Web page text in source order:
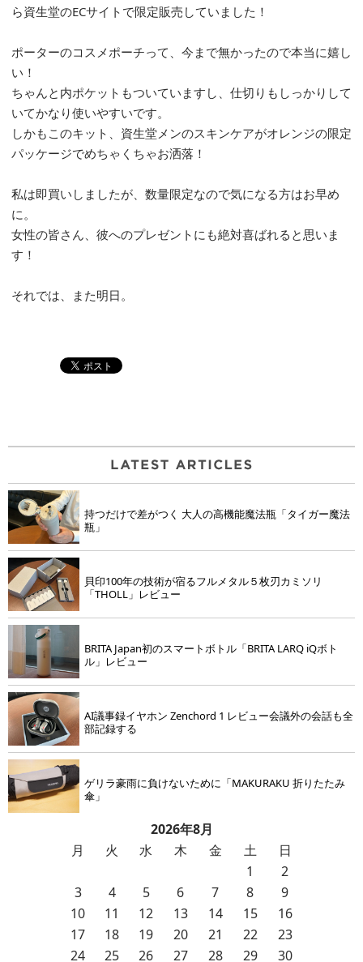
ら資生堂のECサイトで限定販売していました！
ポーターのコスメポーチって、今まで無かったので本当に嬉し
い！
ちゃんと内ポケットもついていますし、仕切りもしっかりして
いてかなり使いやすいです。
しかもこのキット、資生堂メンのスキンケアがオレンジの限定
パッケージでめちゃくちゃお洒落！
私は即買いしましたが、数量限定なので気になる方はお早め
に。
女性の皆さん、彼へのプレゼントにも絶対喜ばれると思いま
す！
それでは、また明日。
持つだけで差がつく 大人の高機能魔法瓶「タイガー魔法
瓶」
貝印100年の技術が宿るフルメタル５枚刃カミソリ
「THOLL」レビュー
BRITA Japan初のスマートボトル「BRITA LARQ iQボト
ル」レビュー
AI議事録イヤホン Zenchord 1 レビュー会議外の会話も全
部記録する
ゲリラ豪雨に負けないために「MAKURAKU 折りたたみ
傘」
2026年8月
月
火 水 木 金 土 日
1
2
3
4 5 6 7 8
9
10
11 12 13 14 15
16
17
18 19 20 21 22
23
24
25 26 27 28 29
30